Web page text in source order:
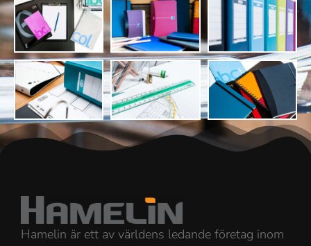
Hamelin är ett av världens ledande företag inom